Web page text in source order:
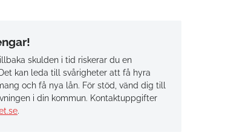
skulden i tid riskerar du en
kan leda till svårigheter att få hyra
och få nya lån. För stöd, vänd dig till
i din kommun. Kontaktuppgifter
.